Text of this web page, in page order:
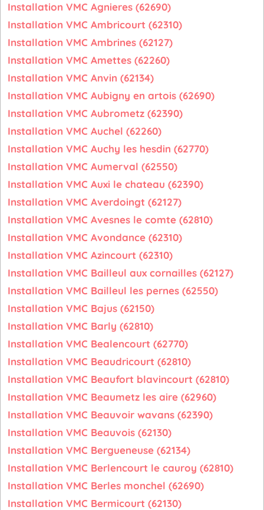
Installation VMC Agnieres (62690)
Installation VMC Ambricourt (62310)
Installation VMC Ambrines (62127)
Installation VMC Amettes (62260)
Installation VMC Anvin (62134)
Installation VMC Aubigny en artois (62690)
Installation VMC Aubrometz (62390)
Installation VMC Auchel (62260)
Installation VMC Auchy les hesdin (62770)
Installation VMC Aumerval (62550)
Installation VMC Auxi le chateau (62390)
Installation VMC Averdoingt (62127)
Installation VMC Avesnes le comte (62810)
Installation VMC Avondance (62310)
Installation VMC Azincourt (62310)
Installation VMC Bailleul aux cornailles (62127)
Installation VMC Bailleul les pernes (62550)
Installation VMC Bajus (62150)
Installation VMC Barly (62810)
Installation VMC Bealencourt (62770)
Installation VMC Beaudricourt (62810)
Installation VMC Beaufort blavincourt (62810)
Installation VMC Beaumetz les aire (62960)
Installation VMC Beauvoir wavans (62390)
Installation VMC Beauvois (62130)
Installation VMC Bergueneuse (62134)
Installation VMC Berlencourt le cauroy (62810)
Installation VMC Berles monchel (62690)
Installation VMC Bermicourt (62130)